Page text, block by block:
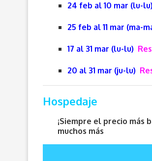
24 feb al 10 mar (lu-lu)
25 feb al 11 mar (ma-
17 al 31 mar (lu-lu)
20 al 31 mar (ju-lu)
Hospedaje
¡Siempre el precio más
muchos más